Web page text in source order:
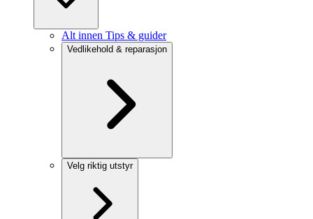
Alt innen Tips & guider
Vedlikehold & reparasjon
Velg riktig utstyr